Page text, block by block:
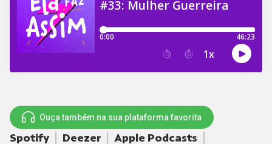
Ouça também na sua plataforma favorita
Spotify Deezer
Apple Podcasts